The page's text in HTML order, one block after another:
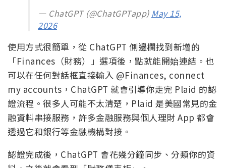
— ChatGPT (@ChatGPTapp) May 15,
2026
使用方式很簡單，從 ChatGPT 側邊欄找到新增的
「Finances（財務）」選項後，點就能開始連結。也
可以在任何對話框直接輸入 @Finances, connect
my accounts，ChatGPT 就會引導你走完 Plaid 的認
證流程。很多人可能不太清楚，Plaid 是美國常見的金
融資料串接服務，許多金融服務與個人理財 App 都會
透過它和銀行等金融機構對接。
認證完成後，ChatGPT 會花幾分鐘同步、分類你的資